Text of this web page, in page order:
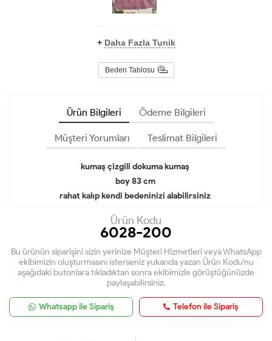
+ Daha Fazla Tunik
Beden Tablosu
Ürün Bilgileri Ödeme Bilgileri
Müşteri Yorumları Teslimat Bilgileri
kumaş çizgili dokuma kumaş
boy 83 cm
rahat kalıp kendi bedeninizi alabilirsiniz
Ürün Kodu
6028-200
Bu ürünün siparişini sizin yerinize Müşteri Hizmetleri veya WhatsApp
ekibimizin oluşturmasını isterseniz yukarıda yazan Ürün Kodu'nu
aşağıdaki butonlara tıkladıktan sonra ekibimizle görüştüğünüzde
paylaşabilirsiniz.
Whatsapp ile Sipariş Telefon ile Sipariş